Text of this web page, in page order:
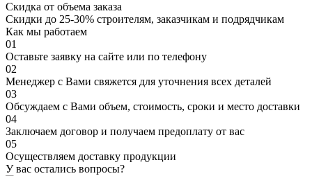
Скидка от объема заказа
Скидки до 25-30% строителям, заказчикам и подрядчикам
Как мы работаем
01
Оставьте заявку на сайте или по телефону
02
Менеджер с Вами свяжется для уточнения всех деталей
03
Обсуждаем с Вами объем, стоимость, сроки и место доставки
04
Заключаем договор и получаем предоплату от вас
05
Осуществляем доставку продукции
У вас остались вопросы?